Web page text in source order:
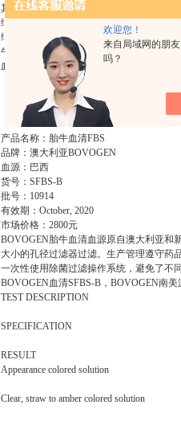
欢迎您！
来自局域网的朋
吗？
其它产品（100%来自于澳大利亚和新西兰
绵羊，马，山羊或猪的血清
绵羊血浆
牛血浆
血红蛋白等。
产品名称：胎牛血清FBS
品牌：澳大利亚BOVOGEN
血源：巴西
货号：SFBS-B
批号：10914
有效期：October, 2020
市场价格：2800元
BOVOGEN胎牛血清血源原自澳大利亚和
大小的孔径过滤器过滤。生产管理遵守药
一次性使用除菌过滤操作系统，避免了不
BOVOGEN血清SFBS-B，BOVOGEN南美
TEST DESCRIPTION
SPECIFICATION
RESULT
Appearance colored solution
Clear, straw to amber colored solution